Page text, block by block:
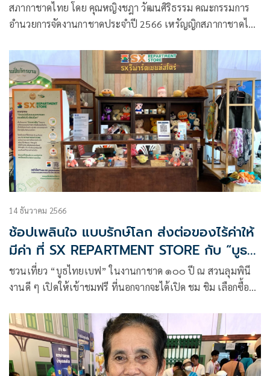
สภากาชาดไทย โดย คุณหญิงชฎา วัฒนศิริธรรม คณะกรรมการ
อำนวยการจัดงานกาชาดประจําปี 2566 เหรัญญิกสภากาชาดไทย
สหพันธ์ฯ และที่ปรึกษากิตติมศักดิ์คณะกรรมการแผนกจัดการ
แสดงบนเวทีลีลาศสวนลุมพินี
14 ธันวาคม 2566
ช้อปเพลินใจ แบบรักษ์โลก ส่งต่อของไร้ค่าให้
มีค่า ที่ SX REPARTMENT STORE กับ “บูธ
ไทยเบฟ” ใน “งานกาชาด ๑๐๐ ปี ”
ชวนเที่ยว “บูธไทยเบฟ” ในงานกาชาด ๑๐๐ ปี ณ สวนลุมพินี
งานดี ๆ เปิดให้เข้าชมฟรี ที่นอกจากจะได้เปิด ชม ชิม เลือกซื้อ